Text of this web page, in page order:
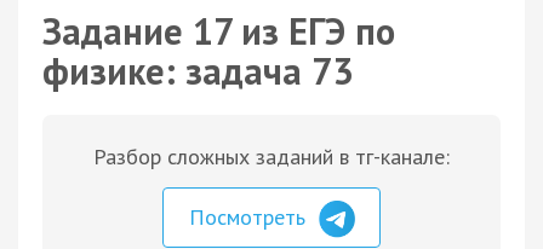
Задание 17 из ЕГЭ по
физике: задача 73
Разбор сложных заданий в тг-канале:
Посмотреть